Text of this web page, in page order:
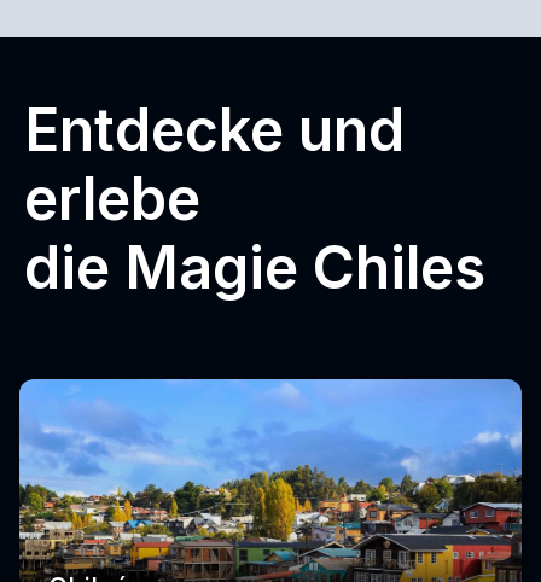
Entdecke und
erlebe
die Magie Chiles